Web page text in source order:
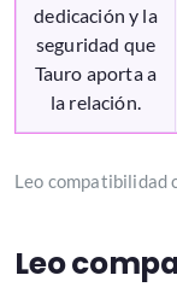
dedicación y la
seguridad que
Tauro aporta a
la relación.
Leo compatibilidad
Leo